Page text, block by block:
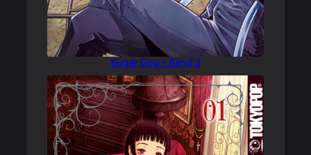
Sugar Dog – Band 2